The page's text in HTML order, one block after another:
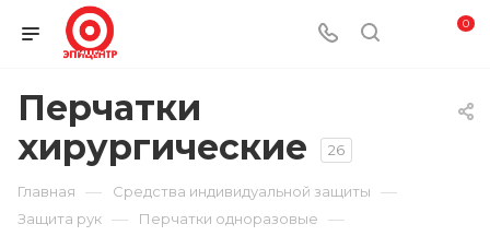
0
Перчатки
хирургические
26
Главная — Средства индивидуальной защиты —
Защита рук — Перчатки одноразовые —